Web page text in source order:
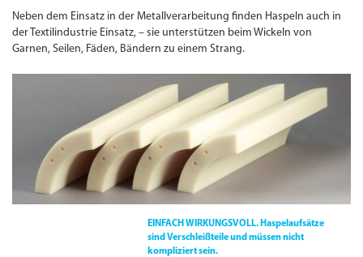
Neben dem Einsatz in der Metallverarbeitung finden Haspeln auch in
der Textilindustrie Einsatz, – sie unterstützen beim Wickeln von
Garnen, Seilen, Fäden, Bändern zu einem Strang.
EINFACH WIRKUNGSVOLL. Haspelaufsätze
sind Verschleißteile und müssen nicht
kompliziert sein.